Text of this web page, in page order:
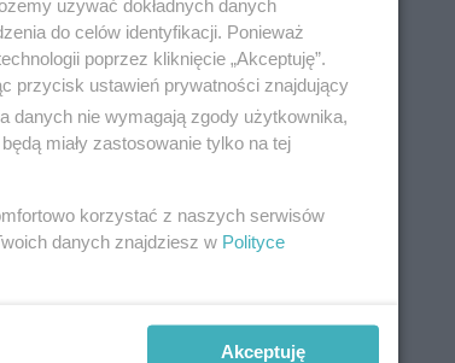
używać dokładnych danych
do celów identyfikacji. Ponieważ
poprzez kliknięcie „Akceptuję”.
przycisk ustawień prywatności znajdujący
danych nie wymagają zgody użytkownika,
miały zastosowanie tylko na tej
korzystać z naszych serwisów
danych znajdziesz w Polityce
Akceptuję